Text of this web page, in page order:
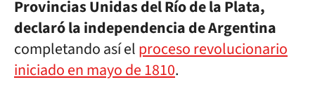
Provincias Unidas del Río de la Plata,
declaró la independencia de Argentina
completando así elproceso revolucionario
iniciado en mayo de 1810.